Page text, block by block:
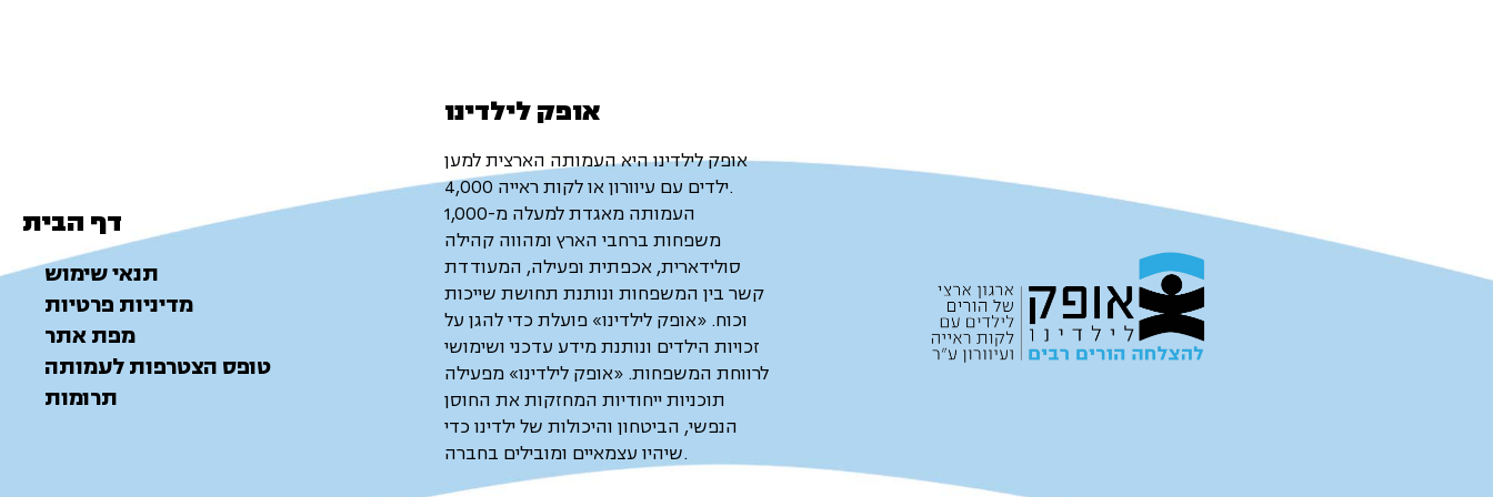
דף הבית
תנאי שימוש
מדיניות פרטיות
מפת אתר
טופס הצטרפות לעמותה
תרומות
אופק לילדינו
אופק לילדינו היא העמותה הארצית למען
4,000 ילדים עם עיוורון או לקות ראייה.
משפחות ברחבי הארץ ומהווה קהילה
סולידארית, אכפתית ופעילה, המעודדת
קשר בין המשפחות ונותנת תחושת שייכות
וכוח. «אופק לילדינו» פועלת כדי להגן על
זכויות הילדים ונותנת מידע עדכני ושימושי
לרווחת המשפחות. «אופק לילדינו» מפעילה
תוכניות ייחודיות המחזקות את החוסן
הנפשי, הביטחון והיכולות של ילדינו כדי
שיהיו עצמאיים ומובילים בחברה.